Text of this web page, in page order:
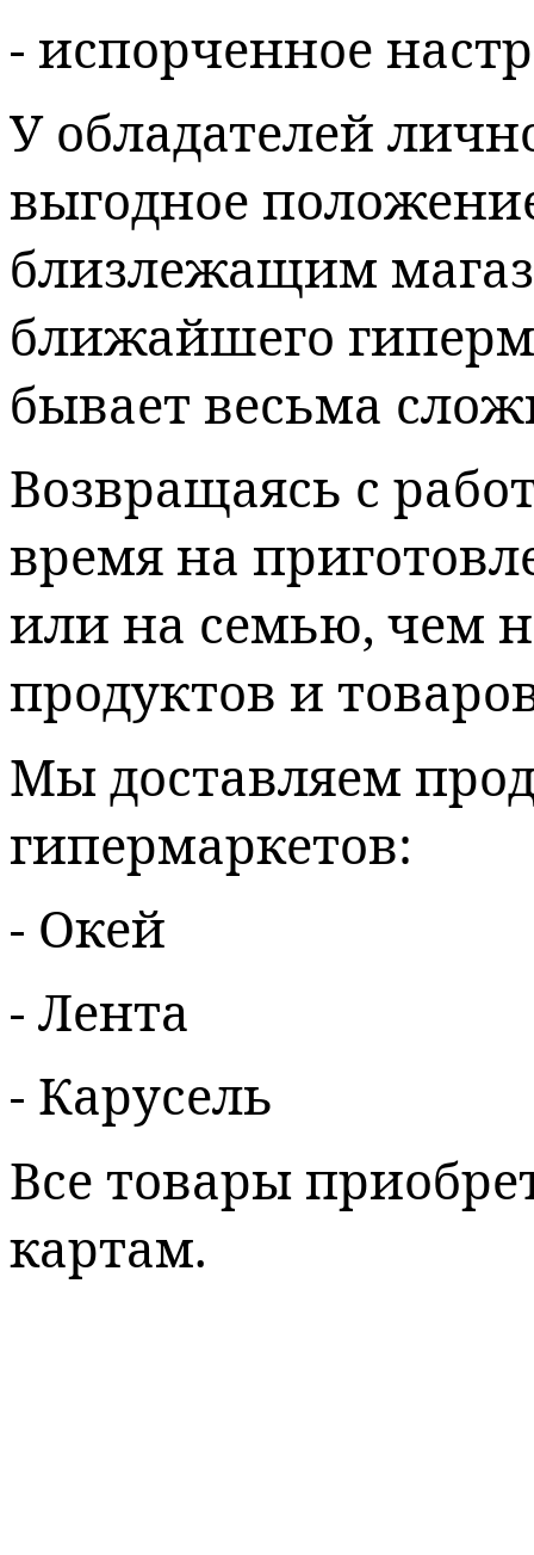
- испорченное
У обладателей
выгодное
близлежащим
ближайшего
бывает весьма
Возвращаясь с
время на
или на семью, чем
продуктов и
Мы доставляем
гипермаркетов:
- Окей
- Лента
- Карусель
Все товары
картам.